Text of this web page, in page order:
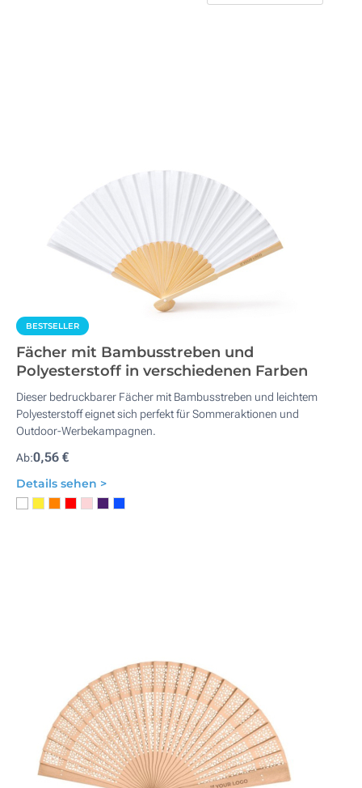
BESTSELLER
Fächer mit Bambusstreben und
Polyesterstoff in verschiedenen Farben
Dieser bedruckbarer Fächer mit Bambusstreben und leichtem
Polyesterstoff eignet sich perfekt für Sommeraktionen und
Outdoor-Werbekampagnen.
Ab:0,56 €
Details sehen >